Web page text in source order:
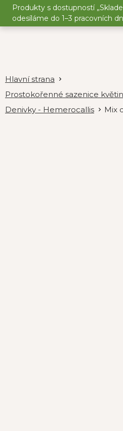
Přejít
obsah
Produkty s dostupností
odesíláme do 1–3 pracovních
Prostokořenné sazenice
Denivky - Hemerocallis
Mix